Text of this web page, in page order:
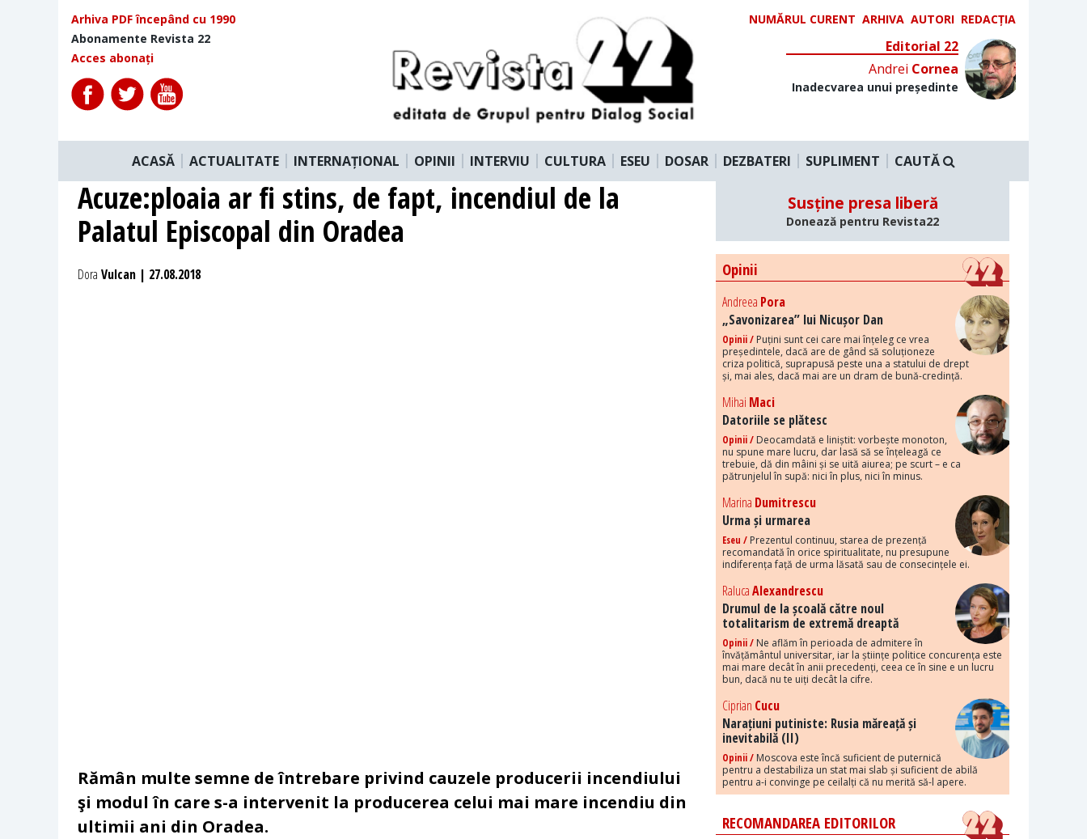
Arhiva PDF începând cu 1990
Abonamente Revista 22
Acces abonați
NUMĂRUL CURENT ARHIVA AUTORI REDACȚIA
Editorial 22
Andrei Cornea
Inadecvarea unui președinte
ACASĂ ACTUALITATE INTERNAȚIONAL OPINII INTERVIU CULTURA ESEU DOSAR DEZBATERI SUPLIMENT CAUTĂ
Acuze:ploaia ar fi stins, de fapt, incendiul de la
Palatul Episcopal din Oradea
Dora Vulcan | 27.08.2018
Rămân multe semne de întrebare privind cauzele producerii incendiului
şi modul în care s-a intervenit la producerea celui mai mare incendiu din
ultimii ani din Oradea.
Susține presa liberă
Donează pentru Revista22
Opinii
Andreea Pora
„Savonizarea” lui Nicușor Dan
Opinii / Puțini sunt cei care mai înțeleg ce vrea
președintele, dacă are de gând să soluționeze
criza politică, suprapusă peste una a statului de drept
și, mai ales, dacă mai are un dram de bună-credință.
Mihai Maci
Datoriile se plătesc
Opinii / Deocamdată e liniștit: vorbește monoton,
nu spune mare lucru, dar lasă să se înțeleagă ce
trebuie, dă din mâini și se uită aiurea; pe scurt – e ca
pătrunjelul în supă: nici în plus, nici în minus.
Marina Dumitrescu
Urma și urmarea
Eseu / Prezentul continuu, starea de prezență
recomandată în orice spiritualitate, nu presupune
indiferența față de urma lăsată sau de consecințele ei.
RalucaAlexandrescu
Drumul de la școală către noul
totalitarism de extremă dreaptă
Opinii / Ne aflăm în perioada de admitere în
învățământul universitar, iar la științe politice concurența este
mai mare decât în anii precedenți, ceea ce în sine e un lucru
bun, dacă nu te uiți decât la cifre.
Ciprian Cucu
Narațiuni putiniste: Rusia măreață și
inevitabilă (II)
Opinii / Moscova este încă suficient de puternică
pentru a destabiliza un stat mai slab și suficient de abilă
pentru a-i convinge pe ceilalți că nu merită să-l apere.
RECOMANDAREA EDITORILOR